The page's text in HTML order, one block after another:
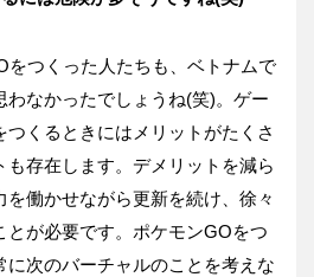
をつくった人たちも、ベトナムで
わなかったでしょうね(笑)。ゲー
くるときにはメリットがたくさ
も存在します。デメリットを減ら
を働かせながら更新を続け、徐々
とが必要です。ポケモンGOをつ
に次のバーチャルのことを考えな